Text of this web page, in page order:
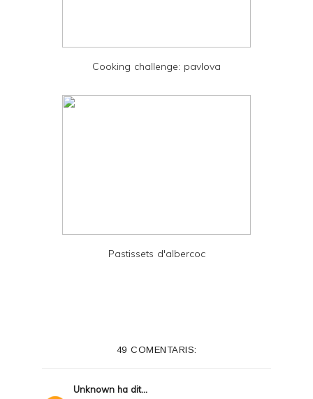
Cooking challenge: pavlova
Pastissets d'albercoc
49 COMENTARIS:
Unknown ha dit...